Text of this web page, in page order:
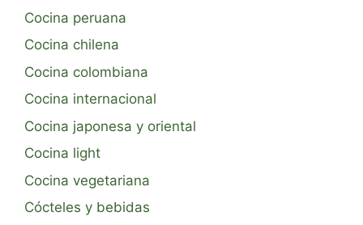
Cocina peruana
Cocina chilena
Cocina colombiana
Cocina internacional
Cocina japonesa y oriental
Cocina light
Cocina vegetariana
Cócteles y bebidas